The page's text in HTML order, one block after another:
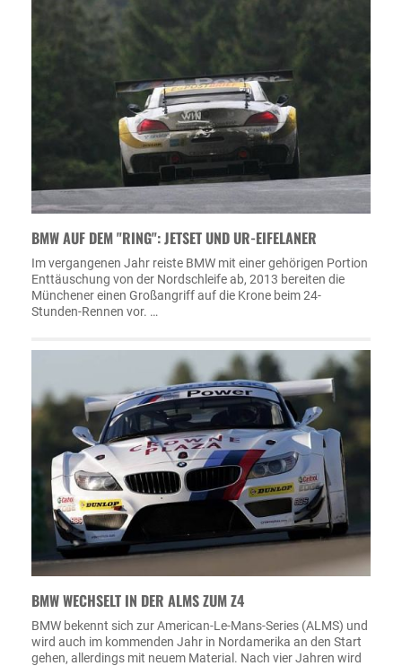
BMW AUF DEM "RING": JETSET UND UR-EIFELANER
Im vergangenen Jahr reiste BMW mit einer gehörigen Portion
Enttäuschung von der Nordschleife ab, 2013 bereiten die
Münchener einen Großangriff auf die Krone beim 24-
Stunden-Rennen vor. …
BMW WECHSELT IN DER ALMS ZUM Z4
BMW bekennt sich zur American-Le-Mans-Series (ALMS) und
wird auch im kommenden Jahr in Nordamerika an den Start
gehen, allerdings mit neuem Material. Nach vier Jahren wird